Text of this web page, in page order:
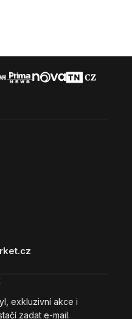
exkluzivní akce i
zadat e-mail.